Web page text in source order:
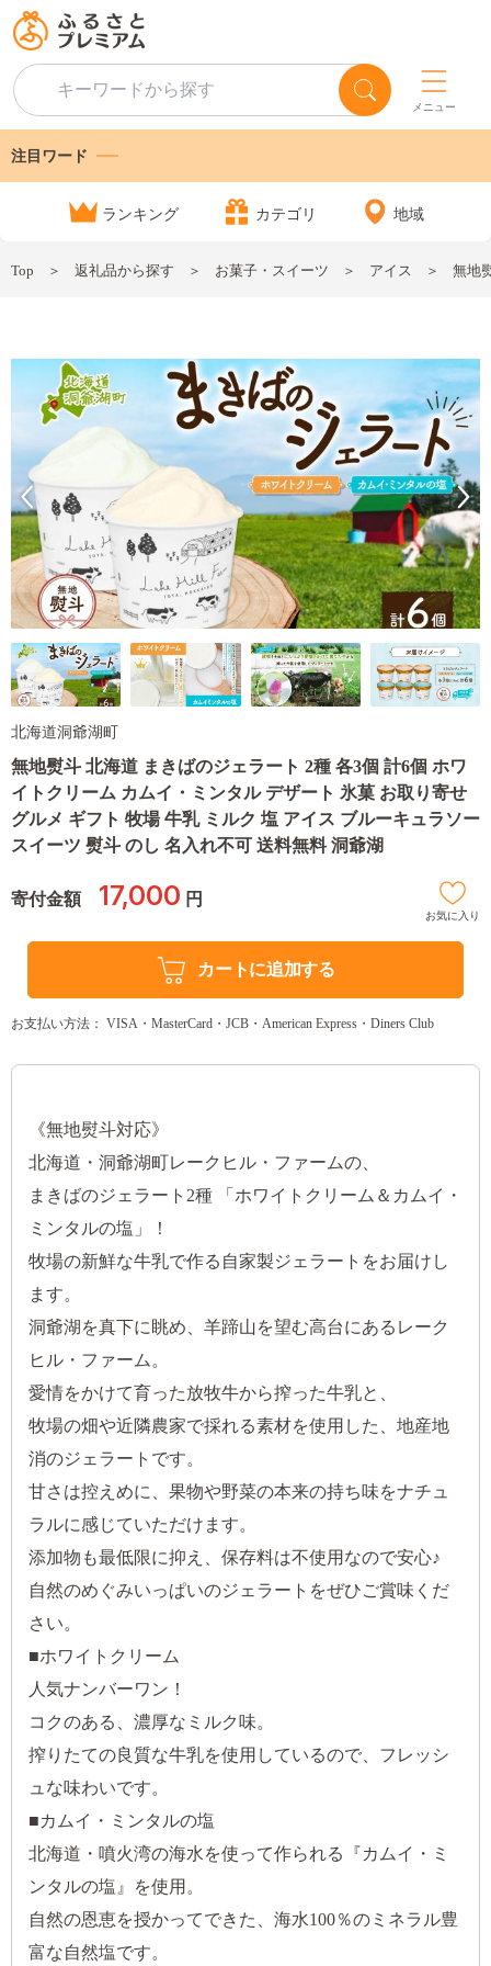
メニュー
注目ワード
ランキング カテゴリ 地域
Top 返礼品から探す お菓子・スイーツ アイス 無地
北海道洞爺湖町
無地熨斗 北海道 まきばのジェラート 2種 各3個 計6個 ホワ
イトクリーム カムイ・ミンタル デザート 氷菓 お取り寄せ
グルメ ギフト 牧場 牛乳 ミルク 塩 アイス ブルーキュラソー
スイーツ 熨斗 のし 名入れ不可 送料無料 洞爺湖
寄付金額 17,000 円
お気に入り
カートに追加する
お支払い方法： VISA・MasterCard・JCB・American Express・Diners Club
《無地熨斗対応》
北海道・洞爺湖町レークヒル・ファームの、
まきばのジェラート2種 「ホワイトクリーム＆カムイ・
ミンタルの塩」！
牧場の新鮮な牛乳で作る自家製ジェラートをお届けし
ます。
洞爺湖を真下に眺め、羊蹄山を望む高台にあるレーク
ヒル・ファーム。
愛情をかけて育った放牧牛から搾った牛乳と、
牧場の畑や近隣農家で採れる素材を使用した、地産地
消のジェラートです。
甘さは控えめに、果物や野菜の本来の持ち味をナチュ
ラルに感じていただけます。
添加物も最低限に抑え、保存料は不使用なので安心♪
自然のめぐみいっぱいのジェラートをぜひご賞味くだ
さい。
■ホワイトクリーム
人気ナンバーワン！
コクのある、濃厚なミルク味。
搾りたての良質な牛乳を使用しているので、フレッシ
ュな味わいです。
■カムイ・ミンタルの塩
北海道・噴火湾の海水を使って作られる『カムイ・ミ
ンタルの塩』を使用。
自然の恩恵を授かってできた、海水100％のミネラル豊
富な自然塩です。